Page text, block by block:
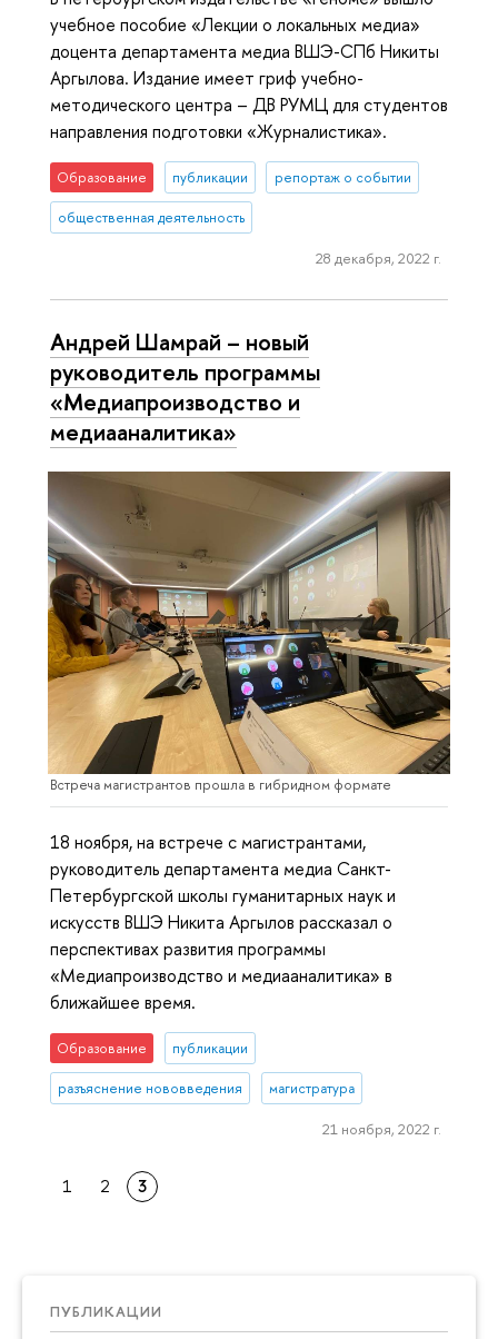
ПУБЛИКАЦИИ
учебное пособие «Лекции о локальных медиа»
доцента департамента медиа ВШЭ-СПб Никиты
Аргылова. Издание имеет гриф учебно-
методического центра – ДВ РУМЦ для студентов
направления подготовки «Журналистика».
Образование публикации репортаж о событии
общественная деятельность
28 декабря, 2022 г.
Андрей Шамрай – новый
руководитель программы
«Медиапроизводство и
медиааналитика»
Встреча магистрантов прошла в гибридном формате
18 ноября, на встрече с магистрантами,
руководитель департамента медиа Санкт-
Петербургской школы гуманитарных наук и
искусств ВШЭ Никита Аргылов рассказал о
перспективах развития программы
«Медиапроизводство и медиааналитика» в
ближайшее время.
Образование публикации
разъяснение нововведения магистратура
21 ноября, 2022 г.
1 2 3